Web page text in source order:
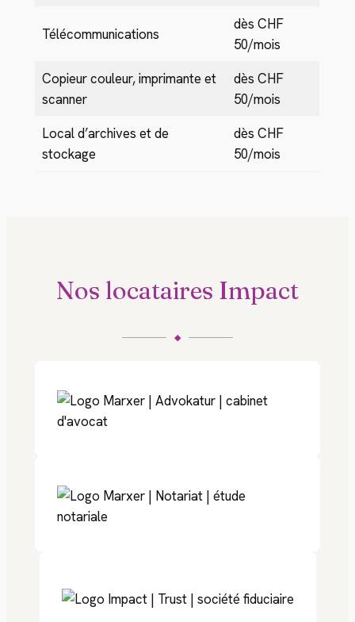
Télécommunications
dès CHF
50/mois
Copieur couleur, imprimante et
scanner
dès CHF
50/mois
Local d’archives et de
stockage
dès CHF
50/mois
Nos locataires Impact
◆